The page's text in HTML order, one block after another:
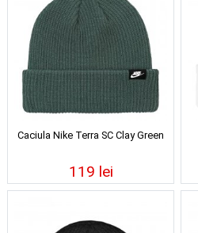
Caciula Nike Terra SC Clay Green
119 lei